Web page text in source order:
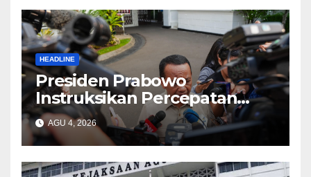
HEADLINE
Presiden Prabowo
Instruksikan Percepatan
Penanganan Penyelesaian
Pemadamam Listrik di
Sejumlah Wilayah
AGU 4, 2026